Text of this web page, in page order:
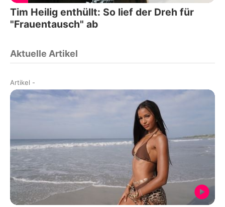
Tim Heilig enthüllt: So lief der Dreh für
"Frauentausch" ab
Aktuelle Artikel
Artikel -